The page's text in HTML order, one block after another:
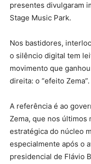
presentes divulgaram
Stage Music Park.
Nos bastidores,
o silêncio digital tem
movimento que
direita: o “efeito Zema”.
A referência é ao
Zema, que nos últimos
estratégica do núcleo
especialmente após o
presidencial de Flávio